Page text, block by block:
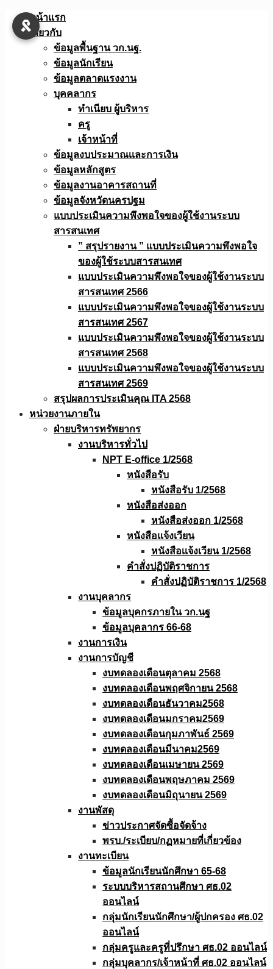
Skip
หน้าแรก
เกี่ยวกับ
ข้อมูลพื้นฐาน วก.นฐ.
ข้อมูลนักเรียน
ข้อมูลตลาดแรงงาน
บุคคลากร
ทำเนียบ ผู้บริหาร
ครู
เจ้าหน้าที่
ข้อมูลงบประมาณเเละการเงิน
ข้อมูลหลักสูตร
ข้อมูลงานอาคารสถานที่
ข้อมูลจังหวัดนครปฐม
แบบประเมินความพึงพอใจของผู้ใช้งานระบบ
สารสนเทศ
” สรุปรายงาน ” แบบประเมินความพึงพอใจ
ของผู้ใช้ระบบสารสนเทศ
แบบประเมินความพึงพอใจของผู้ใช้งานระบบ
สารสนเทศ 2566
แบบประเมินความพึงพอใจของผู้ใช้งานระบบ
สารสนเทศ 2567
แบบประเมินความพึงพอใจของผู้ใช้งานระบบ
สารสนเทศ 2568
แบบประเมินความพึงพอใจของผู้ใช้งานระบบ
สารสนเทศ 2569
สรุปผลการประเมินคุณ ITA 2568
หน่วยงานภายใน
ฝ่ายบริหารทรัพยากร
งานบริหารทั่วไป
NPT E-office 1/2568
หนังสือรับ
หนังสือรับ 1/2568
หนังสือส่งออก
หนังสือส่งออก 1/2568
หนังสือแจ้งเวียน
หนังสือเเจ้งเวียน 1/2568
คำสั่งปฏิบัติราชการ
คำสั่งปฏิบัติราชการ 1/2568
งานบุคลากร
ข้อมูลบุคกรภายใน วก.นฐ
ข้อมูลบุคลากร 66-68
งานการเงิน
งานการบัญชี
งบทดลองเดือนตุลาคม 2568
งบทดลองเดือนพฤศจิกายน 2568
งบทดลองเดือนธันวาคม2568
งบทดลองเดือนมกราคม2569
งบทดลองเดือนกุมภาพันธ์ 2569
งบทดลองเดือนมีนาคม2569
งบทดลองเดือนเมษายน 2569
งบทดลองเดือนพฤษภาคม 2569
งบทดลองเดือนมิถุนายน 2569
งานพัสดุ
ข่าวประกาศจัดซื้อจัดจ้าง
พรบ./ระเบียบ/กฏหมายที่เกี่ยวข้อง
งานทะเบียน
ข้อมูลนักเรียนนักศึกษา 65-68
ระบบบริหารสถานศึกษา ศธ.02
ออนไลน์
กลุ่มนักเรียนนักศึกษา/ผู้ปกครอง ศธ.02
ออนไลน์
กลุ่มครูและครูที่ปรึกษา ศธ.02 ออนไลน์
กลุ่มบุคลากร/เจ้าหน้าที่ ศธ.02 ออนไลน์